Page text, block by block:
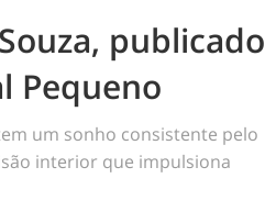
publicado
Pequeno
tem um sonho consistente pelo
interior que impulsiona